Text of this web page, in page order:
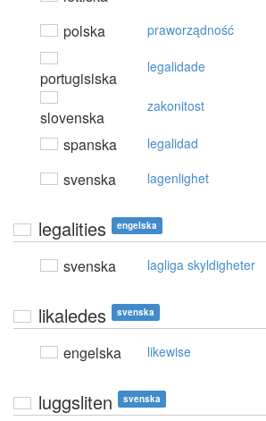
polska praworządność
portugisiska
legalidade
slovenska
zakonitost
spanska legalidad
svenska lagenlighet
legalities engelska
svenska lagliga skyldigheter
likaledes svenska
engelska likewise
luggsliten svenska